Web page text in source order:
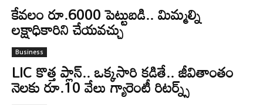
కేవలం రూ.6000 పెట్టుబడి.. మిమ్మల్ని
లక్షాధికారిని చేయవచ్చు
Business
LIC కొత్త ప్లాన్.. ఒక్కసారి కడితే.. జీవితాంతం
నెలకు రూ.10 వేలు గ్యారెంటీ రిటర్న్స్